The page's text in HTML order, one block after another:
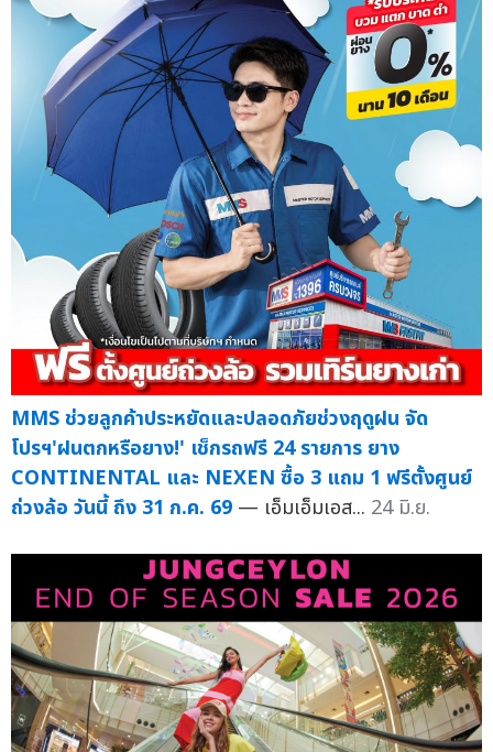
MMS ช่วยลูกค้าประหยัดและปลอดภัยช่วงฤดูฝน จัด
โปรฯ'ฝนตกหรือยาง!' เช็กรถฟรี 24 รายการ ยาง
CONTINENTAL และ NEXEN ซื้อ 3 แถม 1 ฟรีตั้งศูนย์
ถ่วงล้อ วันนี้ ถึง 31 ก.ค. 69 — เอ็มเอ็มเอส... 24 มิ.ย.